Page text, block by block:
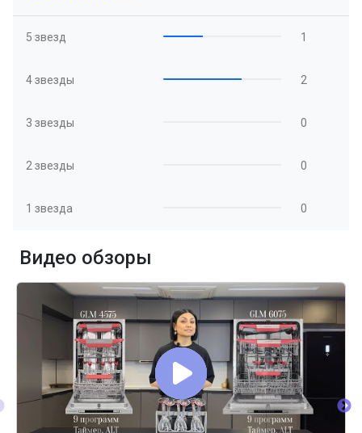
5 звезд 1
4 звезды 2
3 звезды 0
2 звезды 0
1 звезда 0
Видео обзоры